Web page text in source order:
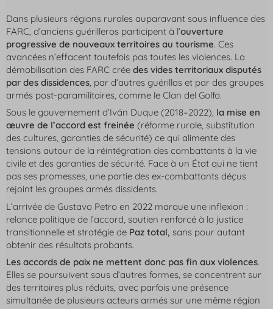
Dans plusieurs régions rurales auparavant sous influence des
FARC, d’anciens guérilleros participent à l’ouverture
progressive de nouveaux territoires au tourisme. Ces
avancées n’effacent toutefois pas toutes les violences. La
démobilisation des FARC crée des vides territoriaux disputés
par des dissidences, par d’autres guérillas et par des groupes
armés post-paramilitaires, comme le Clan del Golfo.
Sous le gouvernement d’Iván Duque (2018–2022), la mise en
œuvre de l’accord est freinée (réforme rurale, substitution
des cultures, garanties de sécurité) ce qui alimente des
tensions autour de la réintégration des combattants à la vie
civile et des garanties de sécurité. Face à un État qui ne tient
pas ses promesses, une partie des ex-combattants déçus
rejoint les groupes armés dissidents.
L’arrivée de Gustavo Petro en 2022 marque une inflexion :
relance politique de l’accord, soutien renforcé à la justice
transitionnelle et stratégie de Paz total, sans pour autant
obtenir des résultats probants.
Les accords de paix ne mettent donc pas fin aux violences.
Elles se poursuivent sous d’autres formes, se concentrent sur
des territoires plus réduits, avec parfois une présence
simultanée de plusieurs acteurs armés sur une même région